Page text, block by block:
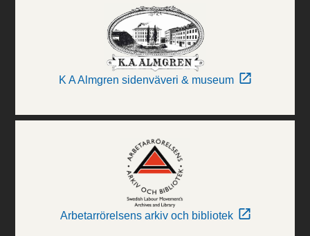
K A Almgren sidenväveri & museum
Arbetarrörelsens arkiv och bibliotek